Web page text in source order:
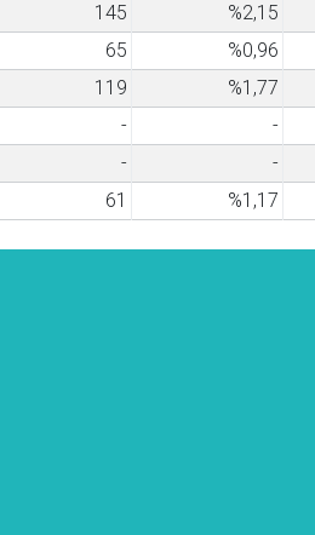
145 %2,15
65 %0,96
119 %1,77
- -
- -
61 %1,17